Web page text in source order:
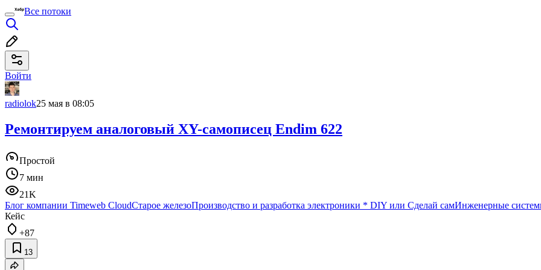
Все потоки
Войти
radiolok25 мая в 08:05
Ремонтируем аналоговый XY-самописец Endim 622
Простой
7 мин
21K
Блог компании Timeweb CloudСтарое железоПроизводство и разработка электроники * DIY или Сделай самИнженерные
Кейс
+87
13